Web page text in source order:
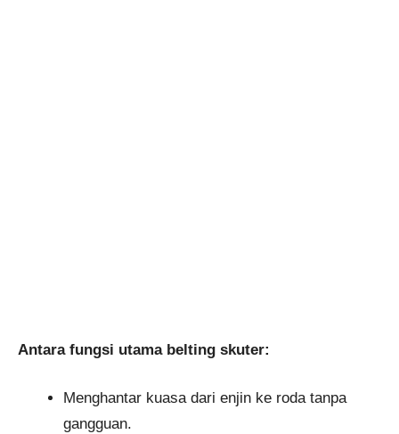
Antara fungsi utama belting skuter:
Menghantar kuasa dari enjin ke roda tanpa
gangguan.